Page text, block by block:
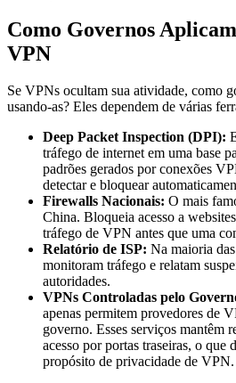
Como Governos
VPN
Se VPNs ocultam sua atividade, como
usando-as? Eles dependem de várias
Deep Packet Inspection (DPI):
tráfego de internet em uma base
padrões gerados por conexões
detectar e bloquear
Firewalls Nacionais: O mais
China. Bloqueia acesso a
tráfego de VPN antes que uma
Relatório de ISP: Na maioria
monitoram tráfego e relatam
autoridades.
VPNs Controladas pelo
apenas permitem provedores de
governo. Esses serviços mantêm
acesso por portas traseiras, o que
propósito de privacidade de VPN.